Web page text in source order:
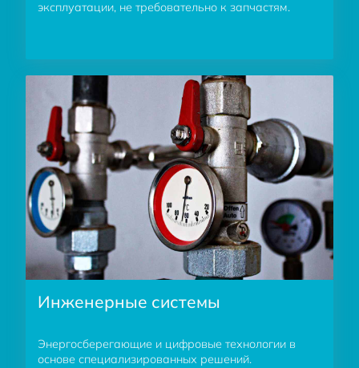
эксплуатации, не требовательно к запчастям.
Инженерные системы
Энергосберегающие и цифровые технологии в
основе специализированных решений.